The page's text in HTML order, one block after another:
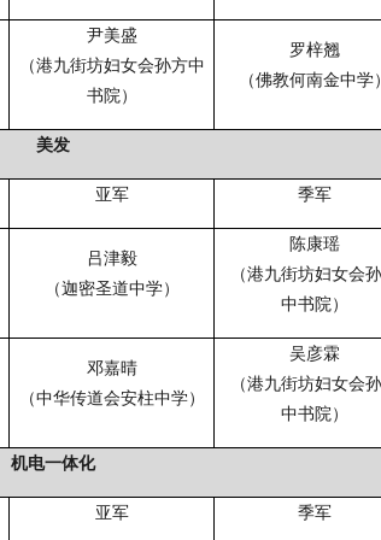
尹美盛
（港九街坊妇女会孙方中
书院）
罗梓翘
（佛教何南金中学）
美发
亚军 季军
吕津毅
（迦密圣道中学）
陈康瑶
（港九街坊妇女会
中书院）
邓嘉晴
（中华传道会安柱中学）
吴彦霖
（港九街坊妇女会
中书院）
机电一体化
亚军 季军